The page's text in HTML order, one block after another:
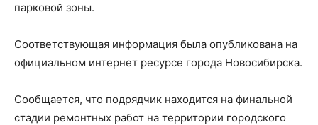
парковой зоны.
Соответствующая информация была опубликована на
официальном интернет ресурсе города Новосибирска.
Сообщается, что подрядчик находится на финальной
стадии ремонтных работ на территории городского